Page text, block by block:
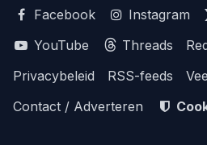
Facebook Instagram
YouTube
Threads
Privacybeleid
RSS-feeds
Contact / Adverteren